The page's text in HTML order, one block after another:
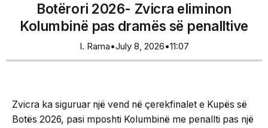
Botërori 2026- Zvicra eliminon
Kolumbinë pas dramës së penalltive
I. Rama•July 8, 2026•11:07
Zvicra ka siguruar një vend në çerekfinalet e Kupës së
Botës 2026, pasi mposhti Kolumbinë me penallti pas një